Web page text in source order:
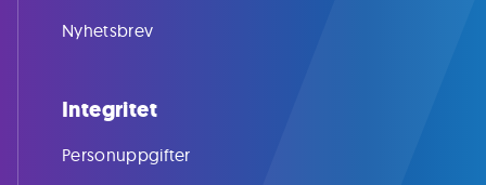
Nyhetsbrev
Integritet
Personuppgifter